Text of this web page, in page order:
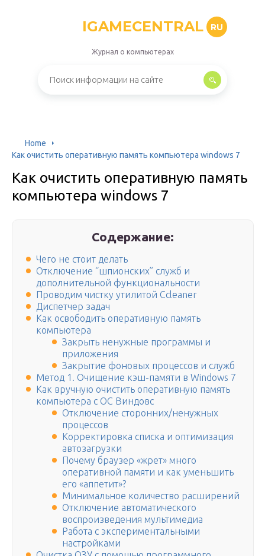
IGAMECENTRAL RU
Журнал о компьютерах
Home
Как очистить оперативную память компьютера windows 7
Как очистить оперативную память
компьютера windows 7
Содержание:
Чего не стоит делать
Отключение “шпионских” служб и
дополнительной функциональности
Проводим чистку утилитой Ccleaner
Диспетчер задач
Как освободить оперативную память
компьютера
Закрыть ненужные программы и
приложения
Закрытие фоновых процессов и служб
Метод 1. Очищение кэш-памяти в Windows 7
Как вручную очистить оперативную память
компьютера с ОС Виндовс
Отключение сторонних/ненужных
процессов
Корректировка списка и оптимизация
автозагрузки
Почему браузер «жрет» много
оперативной памяти и как уменьшить
его «аппетит»?
Минимальное количество расширений
Отключение автоматического
воспроизведения мультимедиа
Работа с экспериментальными
настройками